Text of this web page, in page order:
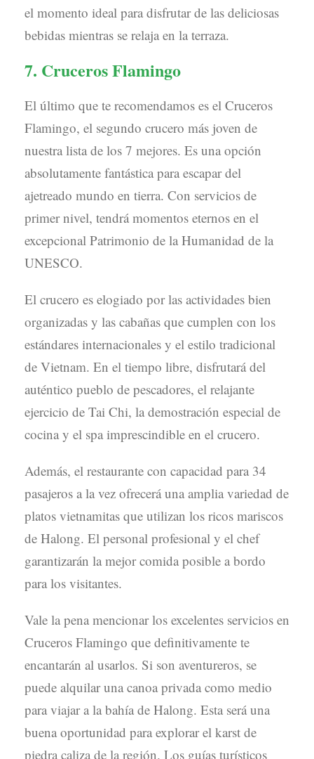
el momento ideal para disfrutar de las deliciosas
bebidas mientras se relaja en la terraza.
7. Cruceros Flamingo
El último que te recomendamos es el Cruceros
Flamingo, el segundo crucero más joven de
nuestra lista de los 7 mejores. Es una opción
absolutamente fantástica para escapar del
ajetreado mundo en tierra. Con servicios de
primer nivel, tendrá momentos eternos en el
excepcional Patrimonio de la Humanidad de la
UNESCO.
El crucero es elogiado por las actividades bien
organizadas y las cabañas que cumplen con los
estándares internacionales y el estilo tradicional
de Vietnam. En el tiempo libre, disfrutará del
auténtico pueblo de pescadores, el relajante
ejercicio de Tai Chi, la demostración especial de
cocina y el spa imprescindible en el crucero.
Además, el restaurante con capacidad para 34
pasajeros a la vez ofrecerá una amplia variedad de
platos vietnamitas que utilizan los ricos mariscos
de Halong. El personal profesional y el chef
garantizarán la mejor comida posible a bordo
para los visitantes.
Vale la pena mencionar los excelentes servicios en
Cruceros Flamingo que definitivamente te
encantarán al usarlos. Si son aventureros, se
puede alquilar una canoa privada como medio
para viajar a la bahía de Halong. Esta será una
buena oportunidad para explorar el karst de
piedra caliza de la región. Los guías turísticos